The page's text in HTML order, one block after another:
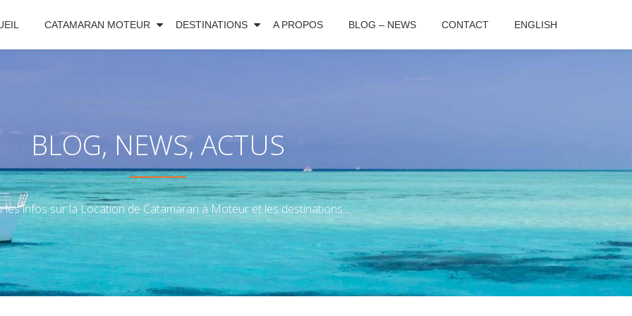
CATAMARAN MOTEUR DESTINATIONS A PROPOS BLOG – NEWS CONTACT ENGLISH
BLOG, NEWS, ACTUS
les infos sur la Location de Catamaran à Moteur et les destinations...